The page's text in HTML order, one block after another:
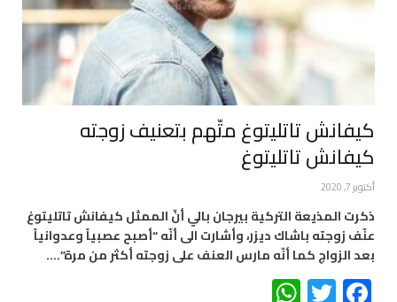
كيفانش تاتليتوغ متّهم بتعنيف زوجته
كيفانش تاتليتوغ
أكتوبر 7, 2020
ذكرت المذيعة التركية بيرجان بالي أنّ الممثل كيفانش تاتليتوغ
عنّف زوجته باشاك ديزر، وأشارت الى أنّه “أصبح عصبياً وعدوانياً
بعد الزواج كما أنّه مارس العنف على زوجته أكثر من مرة”.…